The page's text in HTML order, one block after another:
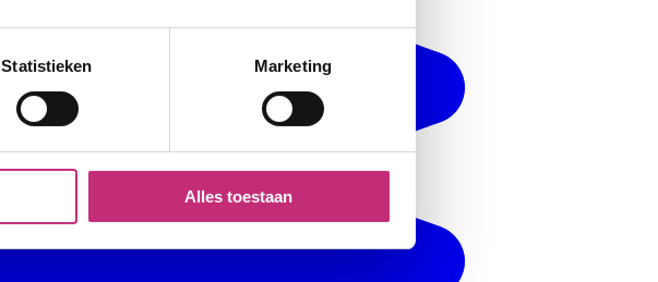
Statistieken Marketing
Alles toestaan